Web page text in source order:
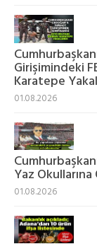
Girişimindeki
Karatepe
01.08.2026
Yaz
01.08.2026